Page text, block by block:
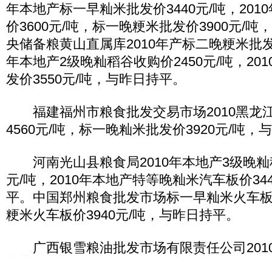
年本地产标一早籼米批发价3440元/吨，
价3600元/吨，标一晚粳米批发价3900元/吨
央储备粮黄山直属库2010年产标二晚粳米批
年本地产2级晚籼稻谷收购价2450元/吨，
发价3550元/吨，与昨日持平。
福建福州市粮食批发交易市场2010黑龙
4560元/吨，标一晚籼米批发价3920元/吨，
河南光山县粮食局2010年本地产3级晚籼
元/吨，2010年本地产特等晚籼米汽车板价
平。中国郑州粮食批发市场标一早籼米火车
粳米火车板价3940元/吨，与昨日持平。
广西银雪粮油批发市场有限责任公司